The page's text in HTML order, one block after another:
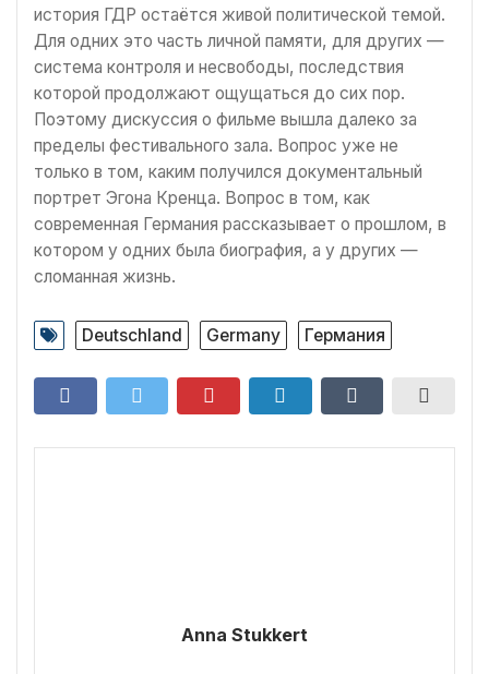
история ГДР остаётся живой политической темой.
Для одних это часть личной памяти, для других —
система контроля и несвободы, последствия
которой продолжают ощущаться до сих пор.
Поэтому дискуссия о фильме вышла далеко за
пределы фестивального зала. Вопрос уже не
только в том, каким получился документальный
портрет Эгона Кренца. Вопрос в том, как
современная Германия рассказывает о прошлом, в
котором у одних была биография, а у других —
сломанная жизнь.
Deutschland Germany Германия
Anna Stukkert